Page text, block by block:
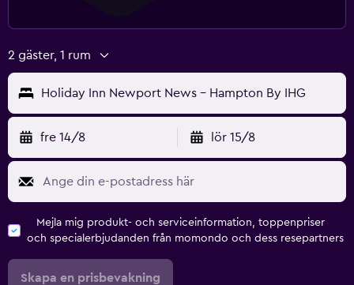
2 gäster, 1 rum
Holiday Inn Newport News - Hampton By IHG
fre 14/8 lör 15/8
Mejla mig produkt- och serviceinformation, toppenpriser
och specialerbjudanden från momondo och dess resepartners
Skapa en prisbevakning